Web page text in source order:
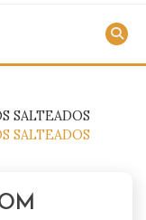
SALTEADOS
SALTEADOS